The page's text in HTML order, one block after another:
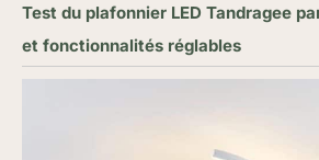
Test du plafonnier LED Tandragee
et fonctionnalités réglables